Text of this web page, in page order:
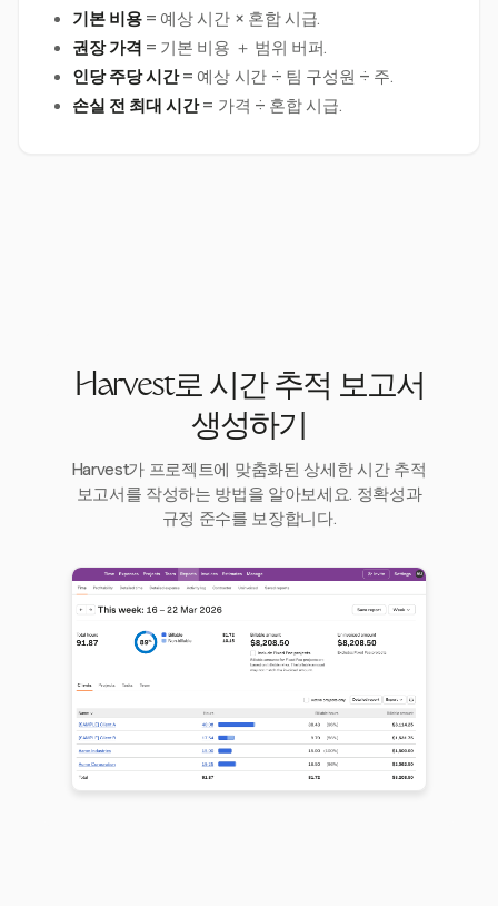
기본 비용= 예상 시간 × 혼합 시급.
권장 가격 = 기본 비용 ＋ 범위 버퍼.
인당 주당 시간= 예상 시간 ÷ 팀 구성원 ÷ 주.
손실 전 최대 시간= 가격 ÷ 혼합 시급.
Harvest로 시간 추적 보고서
생성하기
Harvest가 프로젝트에 맞춤화된 상세한 시간 추적
보고서를 작성하는 방법을 알아보세요. 정확성과
규정 준수를 보장합니다.